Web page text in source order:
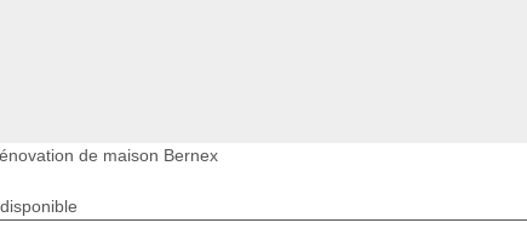
de maison Bernex